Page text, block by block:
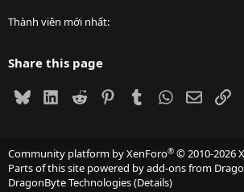
Thành viên mới nhất
Share this page
BlueskyLinkedIn
Reddit PinterestTumblrWhatsApp
Email
Community platform by XenForo® © 2010-2026
Parts of this site powered byadd-ons from
DragonByte Technologies(Details)